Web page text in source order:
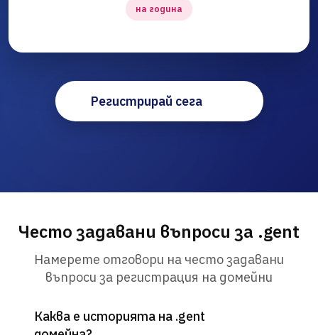
на година
Регистрирай сега
Често задавани въпроси за .gent
Намерете отговори на често задавани
въпроси за регистрация на домейни
Каква е историята на .gent